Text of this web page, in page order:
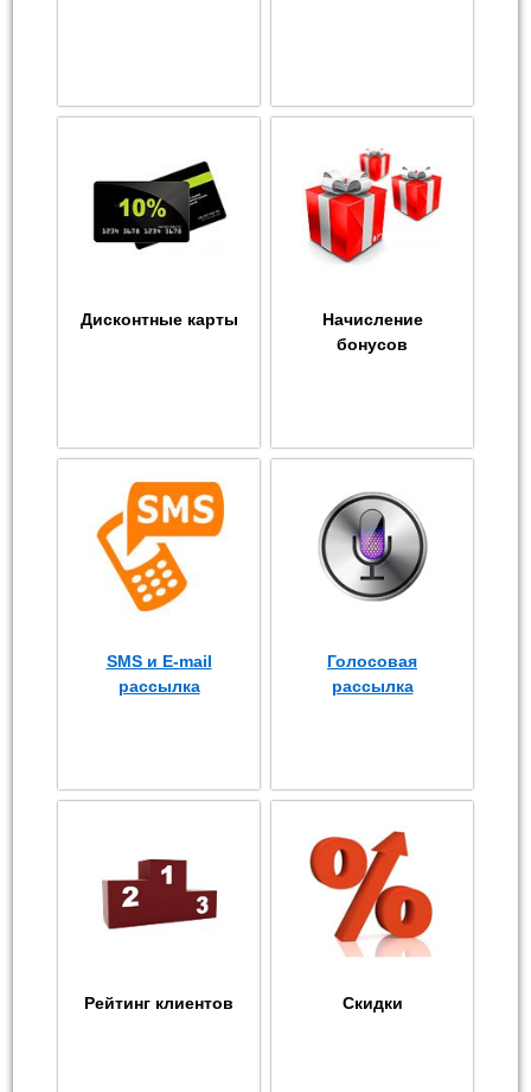
Дисконтные карты
Начисление
бонусов
SMS и E-mail
рассылка
Голосовая
рассылка
Рейтинг клиентов Скидки